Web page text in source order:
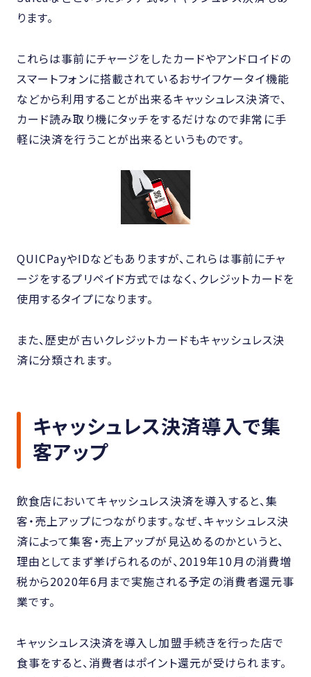
ります。
これらは事前にチャージをしたカードやアンドロイドの
スマートフォンに搭載されているおサイフケータイ機能
などから利用することが出来るキャッシュレス決済で、
カード読み取り機にタッチをするだけなので非常に手
軽に決済を行うことが出来るというものです。
QUICPayやIDなどもありますが、これらは事前にチャ
ージをするプリペイド方式ではなく、クレジットカードを
使用するタイプになります。
また、歴史が古いクレジットカードもキャッシュレス決
済に分類されます。
キャッシュレス決済導入で集
客アップ
飲食店においてキャッシュレス決済を導入すると、集
客・売上アップにつながります。なぜ、キャッシュレス決
済によって集客・売上アップが見込めるのかというと、
理由としてまず挙げられるのが、2019年10月の消費増
税から2020年6月まで実施される予定の消費者還元事
業です。
キャッシュレス決済を導入し加盟手続きを行った店で
食事をすると、消費者はポイント還元が受けられます。